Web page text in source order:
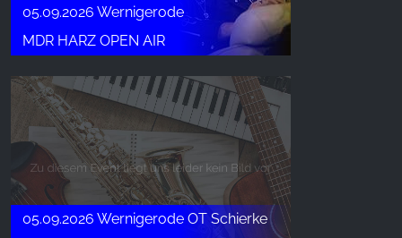
05.09.2026 Wernigerode
MDR HARZ OPEN AIR
05.09.2026 Wernigerode OT Schierke